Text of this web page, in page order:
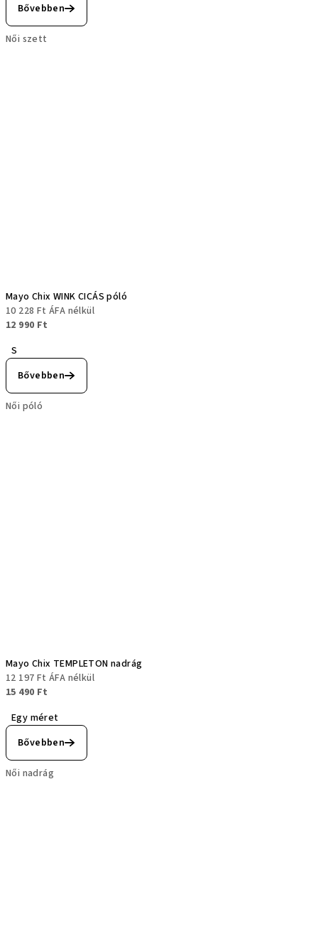
Bővebben
Női szett
Mayo Chix WINK CICÁS póló
10 228 Ft ÁFA nélkül
12 990 Ft
S
Bővebben
Női póló
Mayo Chix TEMPLETON nadrág
12 197 Ft ÁFA nélkül
15 490 Ft
Egy méret
Bővebben
Női nadrág